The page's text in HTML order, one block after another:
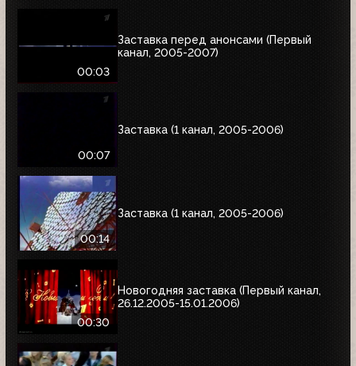
00:03
Заставка перед анонсами (Первый
канал, 2005-2007)
00:07
Заставка (1 канал, 2005-2006)
00:14
Заставка (1 канал, 2005-2006)
00:30
Новогодняя заставка (Первый канал,
26.12.2005-15.01.2006)